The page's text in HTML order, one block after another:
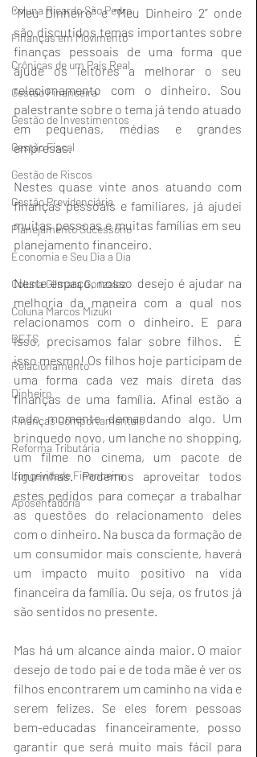
Coluna Ricardo São Pedro
Finanças em Movimento
Crônicas de um País Real
Gestão Financeira
Gestão de Investimentos
Gestão Fiscal
Gestão de Riscos
Gestão Previdenciária
Planejamento Sucessório
Economia e Seu Dia a Dia
Coluna Gilmara Gonzalez
Coluna Marcos Mizuki
BETS
Relacionamento
Dinheiro
Finanças Comportamentais
Reforma Tributária
Longevidade Financeira
Aposentadoria
“Meu Dinheiro” e “Meu Dinheiro 2” onde
são discutidos temas importantes sobre
finanças pessoais de uma forma que
ajude os leitores a melhorar o seu
relacionamento com o dinheiro. Sou
palestrante sobre o tema já tendo atuado
em pequenas, médias e grandes
empresas.
Nestes quase vinte anos atuando com
finanças pessoais e familiares, já ajudei
muitas pessoas e muitas famílias em seu
planejamento financeiro.
Neste espaço, nosso desejo é ajudar na
melhoria da maneira com a qual nos
relacionamos com o dinheiro. E para
isso, precisamos falar sobre filhos.  É
isso mesmo! Os filhos hoje participam de
uma forma cada vez mais direta das
finanças de uma família. Afinal estão a
todo momento demandando algo. Um
brinquedo novo, um lanche no shopping,
um filme no cinema, um pacote de
figurinhas. Podemos aproveitar todos
estes pedidos para começar a trabalhar
as questões do relacionamento deles
com o dinheiro. Na busca da formação de
um consumidor mais consciente, haverá
um impacto muito positivo na vida
financeira da família. Ou seja, os frutos já
são sentidos no presente.
Mas há um alcance ainda maior. O maior
desejo de todo pai e de toda mãe é ver os
filhos encontrarem um caminho na vida e
serem felizes. Se eles forem pessoas
bem-educadas financeiramente, posso
garantir que será muito mais fácil para